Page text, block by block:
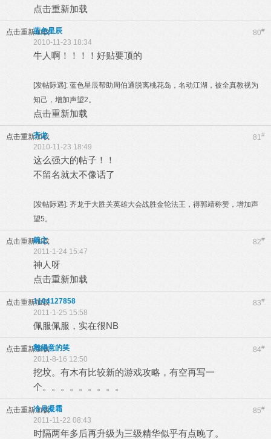
点击重新加载
点击重新加载 80#
蓝色星辰
2010-11-23 18:34
牛人啊！！！！好贴要顶的
[发帖际遇]: 蓝色星辰帮助周伯通脱离桃花岛，名动江湖，被全真教视为
知己，增加声望2。
点击重新加载
点击重新加载 81#
齐龙
2010-11-23 18:49
这么强大的帖子！！
不留名就太不像话了
[发帖际遇]: 齐龙于大胜关英雄大会战胜金轮法王，得郭靖称赞，增加声
望5。
点击重新加载 82#
鎮之
2011-1-24 15:47
神人呀
点击重新加载
点击重新加载 83#
1104127858
2011-1-25 15:58
佩服佩服，实在很NB
点击重新加载 84#
鹅得意的笑
2011-8-16 12:50
挖坟。有木有比较新的游戏攻略，有空再写一
个。。。。。。。。。
点击重新加载 85#
冷月凝霜
2011-11-22 08:43
时隔两年多后再升级为三级精华似乎有点晚了。